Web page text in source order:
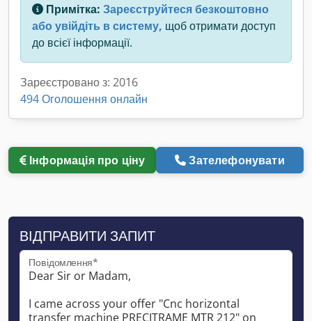
Примітка: Зареєструйтеся безкоштовно
або увійдіть в систему, щоб отримати доступ
до всієї інформації.
Зареєстровано з: 2016
494 Оголошення онлайн
Інформація про ціну Зателефонувати
ВІДПРАВИТИ ЗАПИТ
Повідомлення*